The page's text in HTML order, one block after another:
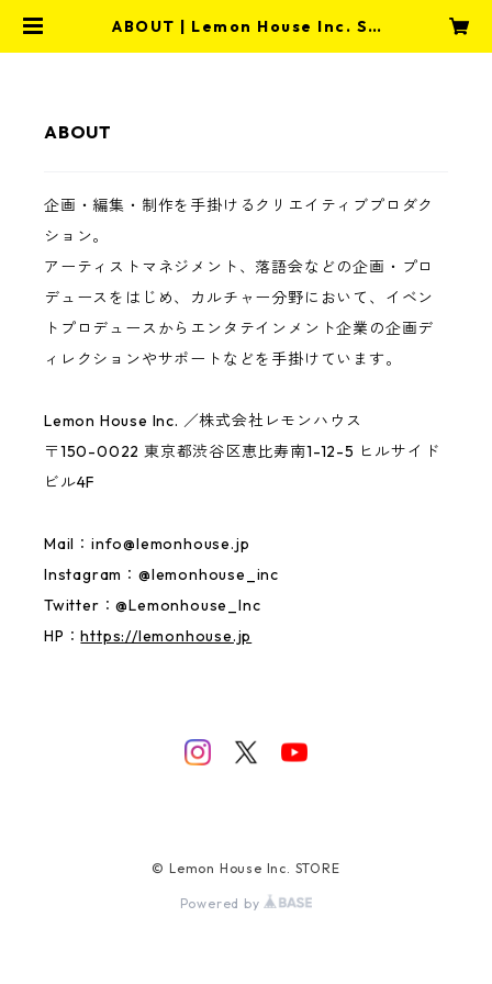
ABOUT | Lemon House Inc. ST
ABOUT
企画・編集・制作を手掛けるクリエイティブプロダク
ション。
アーティストマネジメント、落語会などの企画・プロ
デュースをはじめ、カルチャー分野において、イベン
トプロデュースからエンタテインメント企業の企画デ
ィレクションやサポートなどを手掛けています。
Lemon House Inc. ／株式会社レモンハウス
〒150-0022 東京都渋谷区恵比寿南1-12-5 ヒルサイド
ビル4F
Mail： info@lemonhouse.jp
Instagram：@lemonhouse_inc
Twitter：@Lemonhouse_Inc
HP：https://lemonhouse.jp
© Lemon House Inc. STORE
Powered by